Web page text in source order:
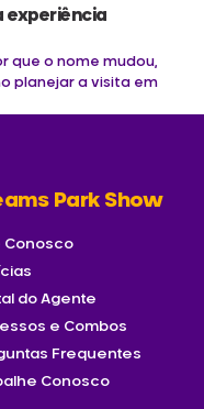
experiência
que o nome mudou,
planejar a visita em
Park Show
Conosco
do Agente
e Combos
Frequentes
Conosco